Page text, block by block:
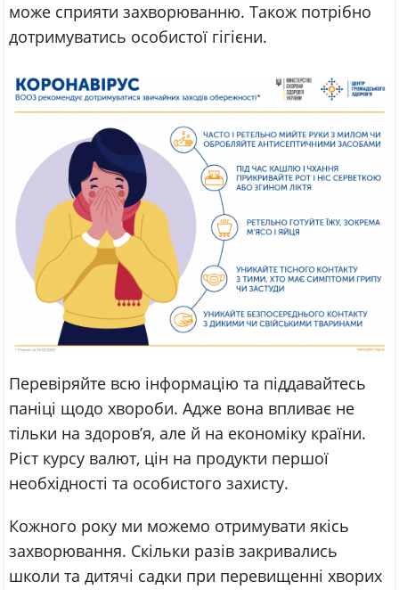
може сприяти захворюванню. Також потрібно
дотримуватись особистої гігієни.
Перевіряйте всю інформацію та піддавайтесь
паніці щодо хвороби. Адже вона впливає не
тільки на здоров’я, але й на економіку країни.
Ріст курсу валют, цін на продукти першої
необхідності та особистого захисту.
Кожного року ми можемо отримувати якісь
захворювання. Скільки разів закривались
школи та дитячі садки при перевищенні хворих